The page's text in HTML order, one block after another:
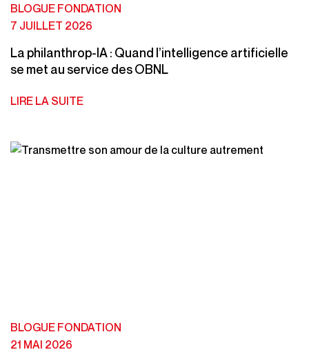
BLOGUE FONDATION
7 JUILLET 2026
La philanthrop-IA : Quand l’intelligence artificielle
se met au service des OBNL
LIRE LA SUITE
BLOGUE FONDATION
21 MAI 2026